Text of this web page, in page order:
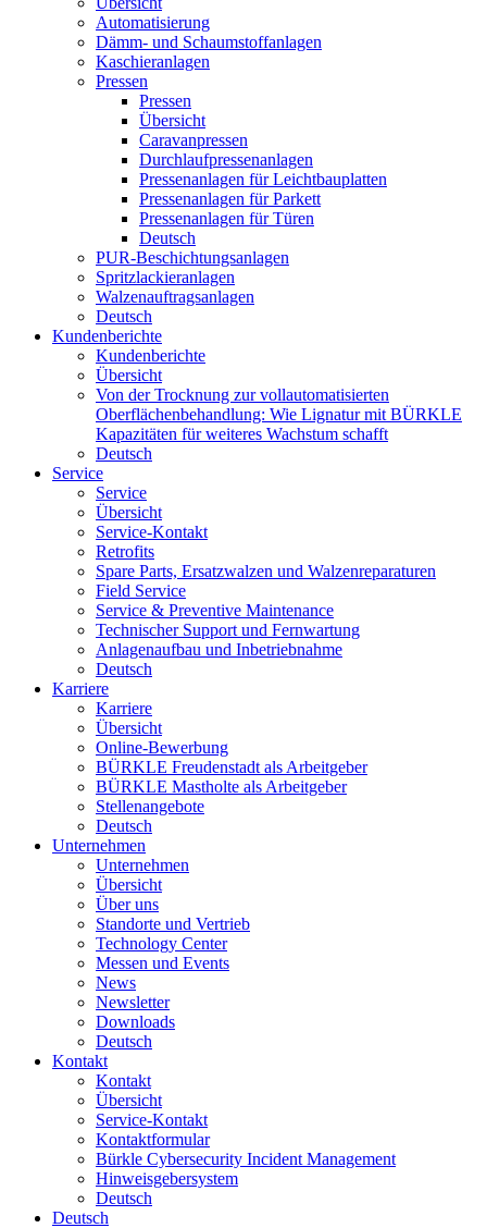
Automatisierung
Dämm- und Schaumstoffanlagen
Kaschieranlagen
Pressen
Pressen
Übersicht
Caravanpressen
Durchlaufpressenanlagen
Pressenanlagen für Leichtbauplatten
Pressenanlagen für Parkett
Pressenanlagen für Türen
Deutsch
PUR-Beschichtungsanlagen
Spritzlackieranlagen
Walzenauftragsanlagen
Deutsch
Kundenberichte
Kundenberichte
Übersicht
Von der Trocknung zur vollautomatisierten
Oberflächenbehandlung: Wie Lignatur mit BÜRKLE
Kapazitäten für weiteres Wachstum schafft
Deutsch
Service
Service
Übersicht
Service-Kontakt
Retrofits
Spare Parts, Ersatzwalzen und Walzenreparaturen
Field Service
Service & Preventive Maintenance
Technischer Support und Fernwartung
Anlagenaufbau und Inbetriebnahme
Deutsch
Karriere
Karriere
Übersicht
Online-Bewerbung
BÜRKLE Freudenstadt als Arbeitgeber
BÜRKLE Mastholte als Arbeitgeber
Stellenangebote
Deutsch
Unternehmen
Unternehmen
Übersicht
Über uns
Standorte und Vertrieb
Technology Center
Messen und Events
News
Newsletter
Downloads
Deutsch
Kontakt
Kontakt
Übersicht
Service-Kontakt
Kontaktformular
Bürkle Cybersecurity Incident Management
Hinweisgebersystem
Deutsch
Deutsch